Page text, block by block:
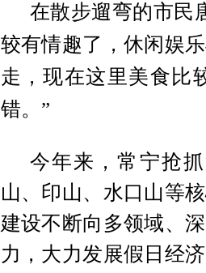
在散步遛弯的市民
较有情趣了，休闲娱
走，现在这里美食比
错。”
今年来，常宁抢
山、印山、水口山等
建设不断向多领域、
力，大力发展假日经